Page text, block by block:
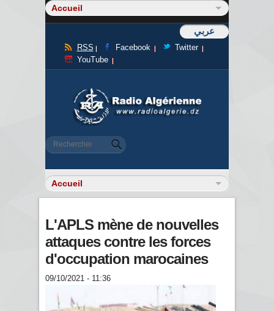
عربي
RSS Facebook
Twitter
YouTube
Formulaire de recherche
Rechercher
L'APLS mène de nouvelles
attaques contre les forces
d'occupation marocaines
09/10/2021 - 11:36